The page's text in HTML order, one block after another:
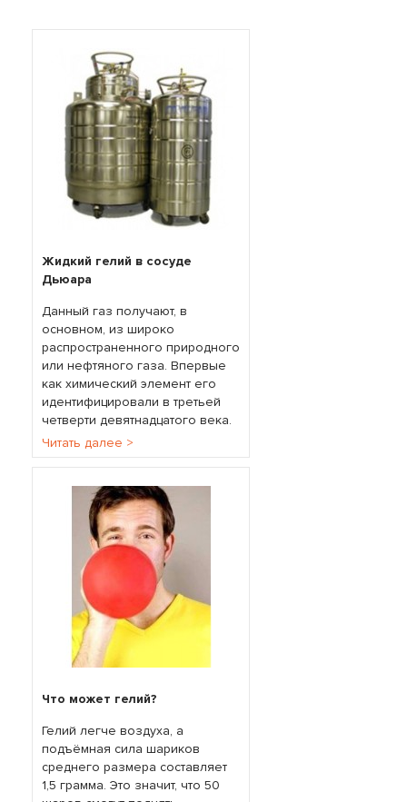
Жидкий гелий в сосуде
Дьюара
Данный газ получают, в
основном, из широко
распространенного природного
или нефтяного газа. Впервые
как химический элемент его
идентифицировали в третьей
четверти девятнадцатого века.
Читать далее >
Что может гелий?
Гелий легче воздуха, а
подъёмная сила шариков
среднего размера составляет
1,5 грамма. Это значит, что 50